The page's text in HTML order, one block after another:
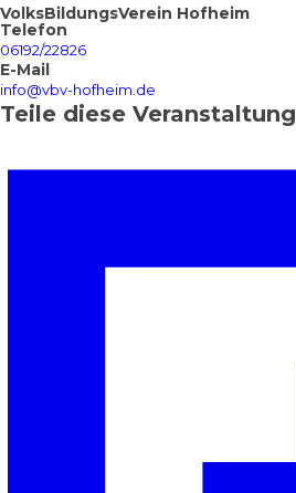
VolksBildungsVerein Hofheim
Telefon
06192/22826
E-Mail
info@vbv-hofheim.de
Teile diese Veranstaltung